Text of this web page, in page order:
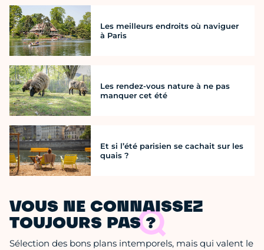
Les meilleurs endroits où naviguer
à Paris
Les rendez-vous nature à ne pas
manquer cet été
Et si l’été parisien se cachait sur les
quais ?
VOUS NE CONNAISSEZ
TOUJOURS PAS ?
Sélection des bons plans intemporels, mais qui valent le